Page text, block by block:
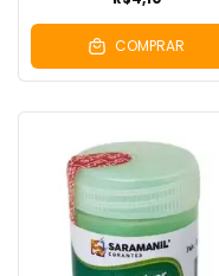
COMPRAR